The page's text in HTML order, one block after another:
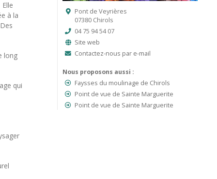
à la
long
qui
Pont de Veyrières
07380 Chirols
04 75 94 54 07
Site web
Contactez-nous par e-mail
Nous proposons aussi :
Faysses du moulinage de Chirols
Point de vue de Sainte Marguerite
Point de vue de Sainte Marguerite